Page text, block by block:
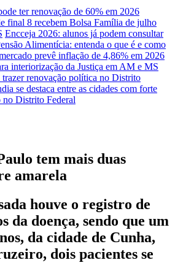
ter renovação de 60% em 2026
final 8 recebem Bolsa Família de julho
Encceja 2026: alunos já podem consultar
Alimentícia: entenda o que é e como
prevê inflação de 4,86% em 2026
interiorização da Justiça em AM e MS
renovação política no Distrito
se destaca entre as cidades com forte
no Distrito Federal
tem mais duas
amarela
houve o registro de
da doença, sendo que um
da cidade de Cunha,
dois pacientes se